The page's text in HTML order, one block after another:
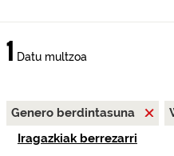
1 Datu multzoa
Genero berdintasuna
Iragazkiak berrezarri